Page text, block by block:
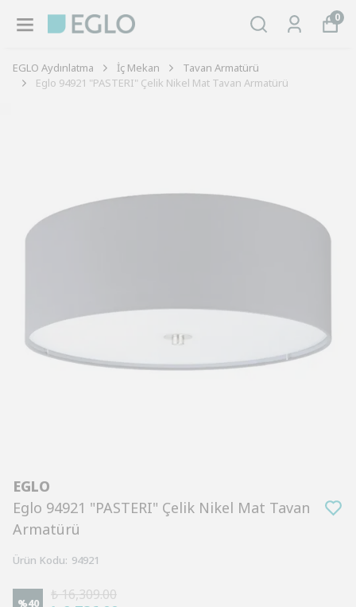
0
EGLO Aydınlatma İç Mekan
Tavan Armatürü
Eglo 94921 "PASTERI" Çelik Nikel Mat Tavan Armatürü
EGLO
Eglo 94921 "PASTERI" Çelik Nikel Mat Tavan
Armatürü
Ürün Kodu: 94921
%40
₺ 16,309.00